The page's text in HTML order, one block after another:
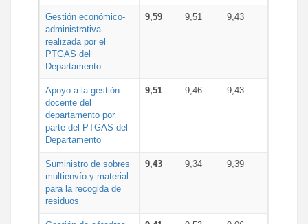
Gestión económico-
administrativa
realizada por el
PTGAS del
Departamento
9,59 9,51 9,43
Apoyo a la gestión
docente del
departamento por
parte del PTGAS del
Departamento
9,51 9,46 9,43
Suministro de sobres
multienvío y material
para la recogida de
residuos
9,43 9,34 9,39